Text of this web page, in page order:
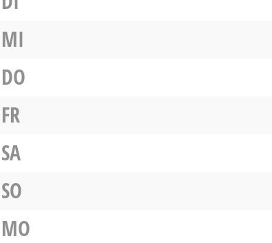
MI
DO
FR
SA
SO
MO